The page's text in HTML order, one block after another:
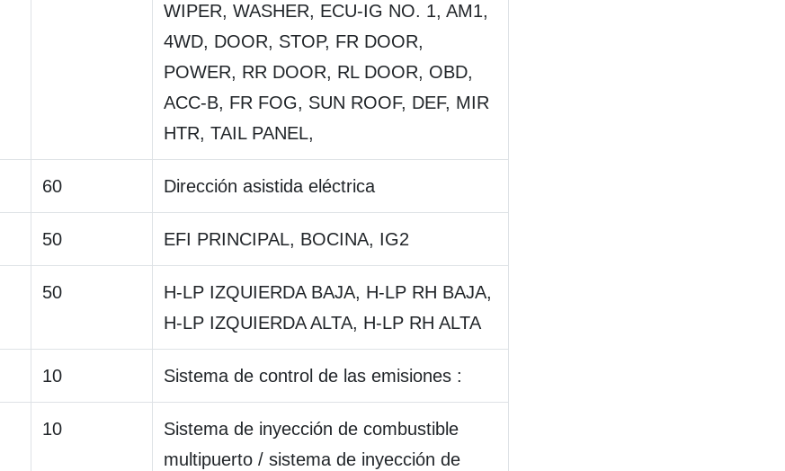
WIPER, WASHER, ECU-IG NO. 1, AM1,
4WD, DOOR, STOP, FR DOOR,
POWER, RR DOOR, RL DOOR, OBD,
ACC-B, FR FOG, SUN ROOF, DEF, MIR
HTR, TAIL PANEL,
60 Dirección asistida eléctrica
50 EFI PRINCIPAL, BOCINA, IG2
50
H-LP IZQUIERDA BAJA, H-LP RH BAJA,
H-LP IZQUIERDA ALTA, H-LP RH ALTA
10 Sistema de control de las emisiones :
10
Sistema de inyección de combustible
multipuerto / sistema de inyección de